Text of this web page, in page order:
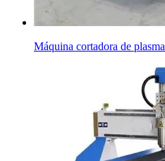
Máquina cortadora de